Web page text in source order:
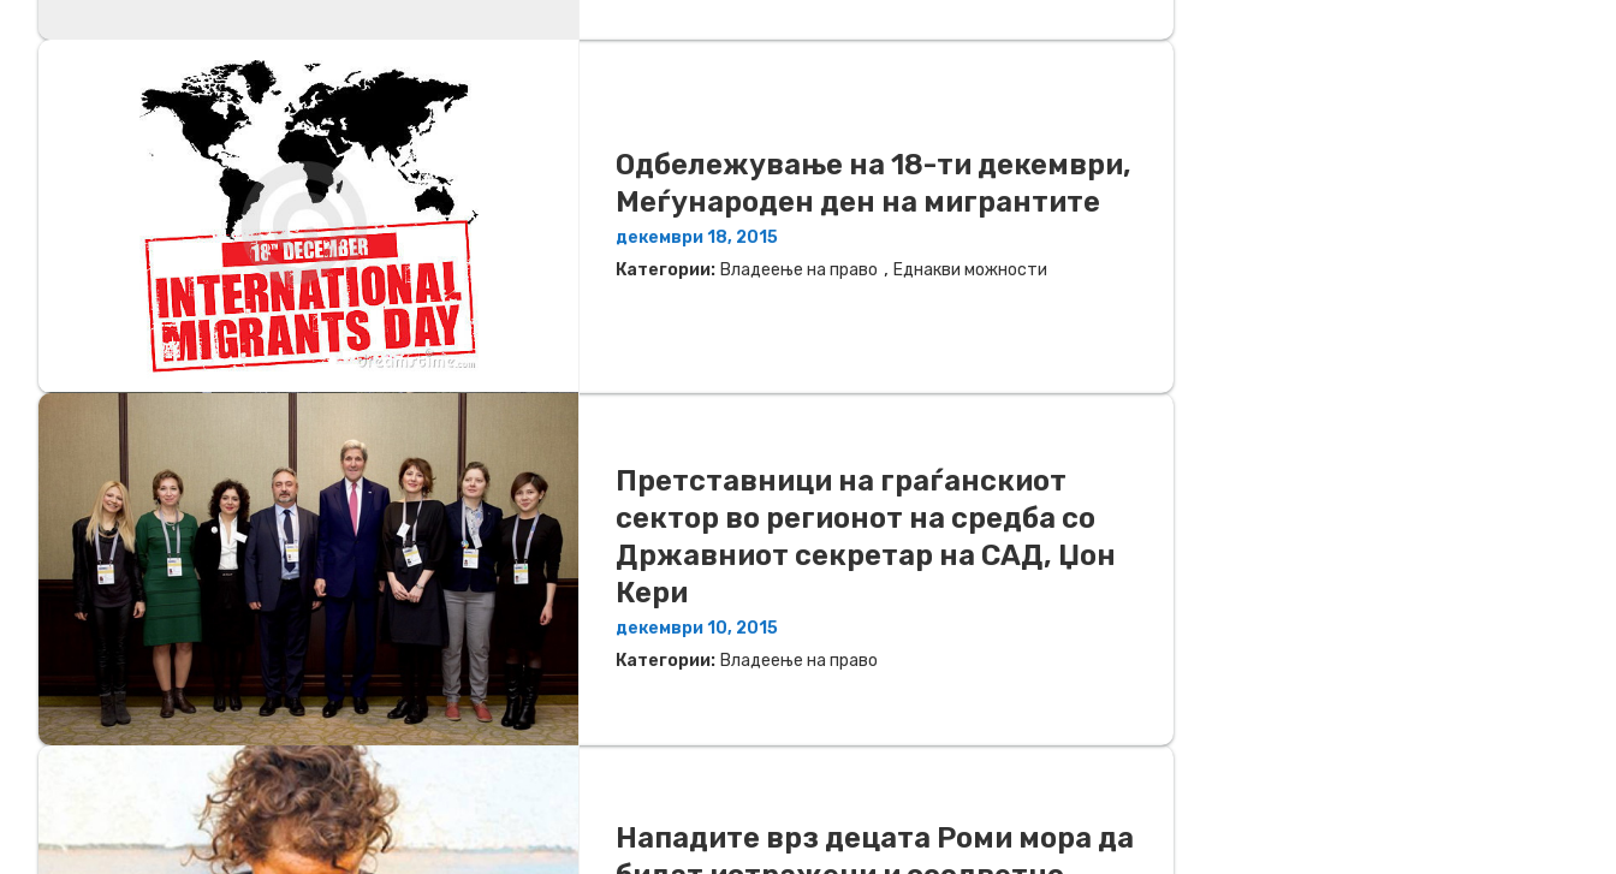
Одбележување на 18-ти декември,
Меѓународен ден на мигрантите
декември 18, 2015
Категории: Владеење на право , Еднакви можности
Претставници на граѓанскиот
сектор во регионот на средба со
Државниот секретар на САД, Џон
Кери
декември 10, 2015
Категории: Владеење на право
Нападите врз децата Роми мора да